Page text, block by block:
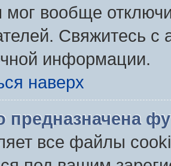
мог вообще
Свяжитесь
информации.
наверх
предназначена
все файлы